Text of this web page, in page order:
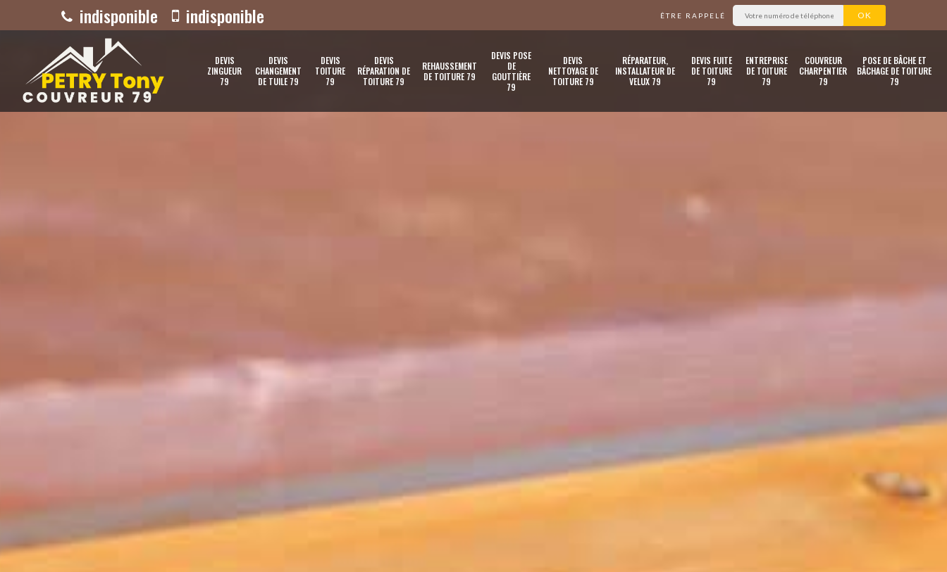
indisponible indisponible ÊTRE RAPPELÉ
DEVIS
ZINGUEUR
79
DEVIS
CHANGEMENT
DE TUILE 79
DEVIS
TOITURE
79
DEVIS
RÉPARATION DE
TOITURE 79
REHAUSSEMENT
DE TOITURE 79
DEVIS POSE
DE
GOUTTIÈRE
79
DEVIS
NETTOYAGE DE
TOITURE 79
RÉPARATEUR,
INSTALLATEUR DE
VELUX 79
DEVIS FUITE
DE TOITURE
79
ENTREPRISE
DE TOITURE
79
COUVREUR
CHARPENTIER
79
POSE DE BÂCHE ET
BÂCHAGE DE TOITURE
79